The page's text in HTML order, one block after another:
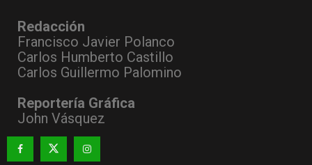
Redacción
Francisco Javier Polanco
Carlos Humberto Castillo
Carlos Guillermo Palomino
Reportería Gráfica
John Vásquez